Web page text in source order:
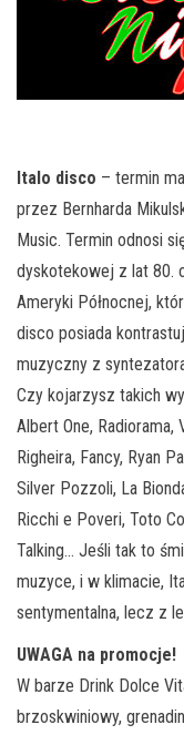
Italo disco – termin
przez Bernharda
Music. Termin odnosi
dyskotekowej z lat 80.
Ameryki Północnej,
disco posiada
muzyczny z
Czy kojarzysz takich
Albert One, Radiorama,
Righeira, Fancy, Ryan
Silver Pozzoli, La
Ricchi e Poveri, Toto
Talking… Jeśli tak to
muzyce, i w klimacie,
sentymentalna, lecz z
UWAGA na promocje!
W barze Drink Dolce
brzoskwiniowy,